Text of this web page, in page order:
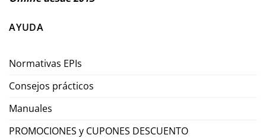
AYUDA
Normativas EPIs
Consejos prácticos
Manuales
PROMOCIONES y CUPONES DESCUENTO